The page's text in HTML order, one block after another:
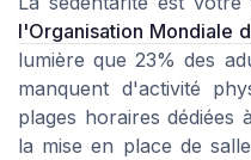
l'Organisation Mondiale
lumière que 23% des
manquent d'activité
plages horaires dédiées
la mise en place de